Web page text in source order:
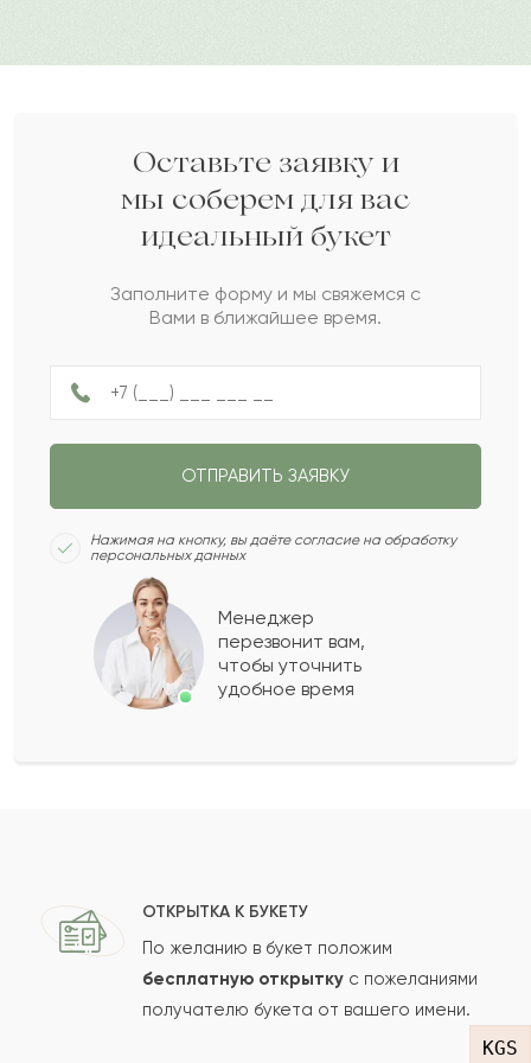
KGS
Дарите своим близким любовь вместе с Pro-buket.
Н 2022-08-18
Нурали
2022-08-18
Гаянэ
2022-08-12
Айгерим
Бектай
Е Егизбай
Габитхан
Показать еще
Ваш e-mail
Оставьте заявку и
мы соберем для вас
идеальный букет
Заполните форму и мы свяжемся с
Вами в ближайшее время.
ОТПРАВИТЬ ЗАЯВКУ
Нажимая на кнопку, вы даёте согласие на обработку
персональных данных
Менеджер
перезвонит вам,
чтобы уточнить
удобное время
ОТКРЫТКА К БУКЕТУ
По желанию в букет положим
бесплатную открытку с пожеланиями
получателю букета от вашего имени.